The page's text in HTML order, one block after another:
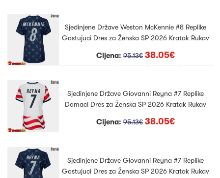
Sjedinjene Države Weston McKennie #8 Replike
Gostujuci Dres za Ženska SP 2026 Kratak Rukav
Cijena:95.13€ 38.05€
Sjedinjene Države Giovanni Reyna #7 Replike
Domaci Dres za Ženska SP 2026 Kratak Rukav
Cijena:95.13€ 38.05€
Sjedinjene Države Giovanni Reyna #7 Replike
Gostujuci Dres za Ženska SP 2026 Kratak Rukav